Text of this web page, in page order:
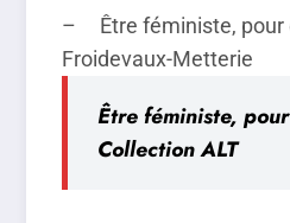
– Être féministe, pour
Froidevaux-Metterie
Être féministe,
Collection ALT